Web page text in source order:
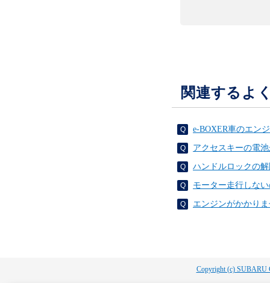
関連するよ
e-BOXER車のエン
アクセスキーの電
ハンドルロックの
モーター走行しな
エンジンがかかり
Copyright (c) SUBARU